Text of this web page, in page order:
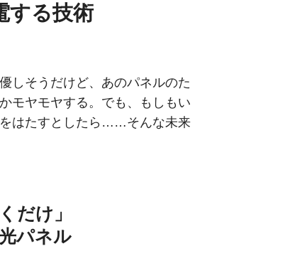
する技術
しそうだけど、あのパネルのた
モヤモヤする。でも、もしもい
はたすとしたら……そんな未来
だけ」
パネル